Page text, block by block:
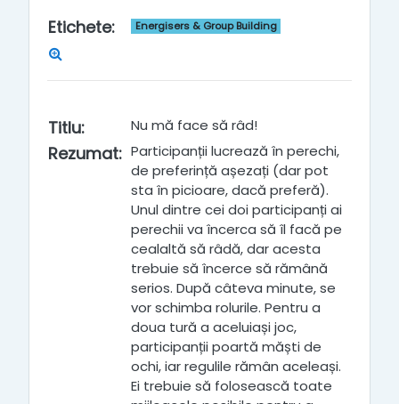
Etichete: Energisers & Group Building
Titlu: Nu mă face să râd!
Rezumat: Participanții lucrează în perechi,
de preferință așezați (dar pot
sta în picioare, dacă preferă).
Unul dintre cei doi participanți ai
perechii va încerca să îl facă pe
cealaltă să râdă, dar acesta
trebuie să încerce să rămână
serios. După câteva minute, se
vor schimba rolurile. Pentru a
doua tură a aceluiași joc,
participanții poartă măști de
ochi, iar regulile rămân aceleași.
Ei trebuie să folosească toate